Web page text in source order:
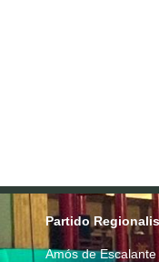
Partido
Amós de